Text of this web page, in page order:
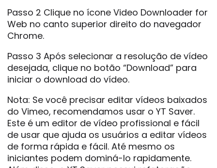
Passo 2 Clique no ícone Video Downloader for
Web no canto superior direito do navegador
Chrome.
Passo 3 Após selecionar a resolução de vídeo
desejada, clique no botão “Download” para
iniciar o download do vídeo.
Nota: Se você precisar editar vídeos baixados
do Vimeo, recomendamos usar o YT Saver.
Este é um editor de vídeo profissional e fácil
de usar que ajuda os usuários a editar vídeos
de forma rápida e fácil. Até mesmo os
iniciantes podem dominá-lo rapidamente.